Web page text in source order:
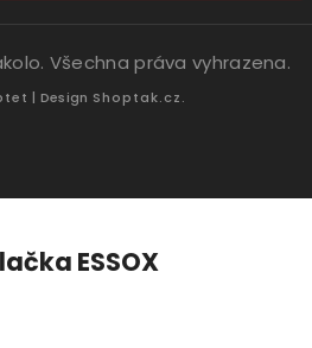
. Všechna práva vyhrazena.
| Design Shoptak.cz.
ESSOX